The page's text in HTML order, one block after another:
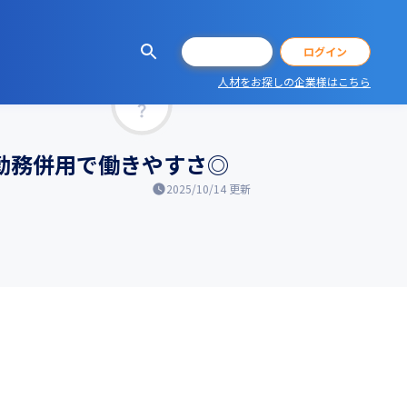
ログイン
人材をお探しの企業様はこちら
務併用で働きやすさ◎
2025/10/14 更新